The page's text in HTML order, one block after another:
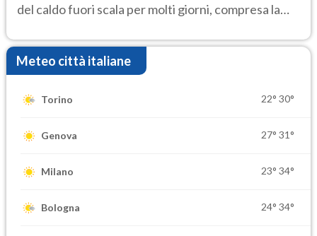
del caldo fuori scala per molti giorni, compresa la
Meteo città italiane
Torino 22° 30°
Genova 27° 31°
Milano 23° 34°
Bologna 24° 34°